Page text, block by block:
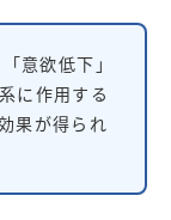
意欲低下」
に作用する
果が得られ